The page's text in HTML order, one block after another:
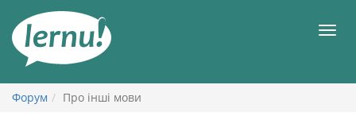
змісту
Форум Про інші мови